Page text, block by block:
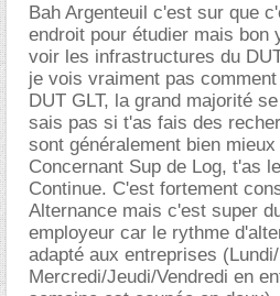
Bah Argenteuil c'est sur que
endroit pour étudier mais bon
voir les infrastructures du
je vois vraiment pas
DUT GLT, la grand majorité
sais pas si t'as fais des
sont généralement bien
Concernant Sup de Log, t'as
Continue. C'est fortement
Alternance mais c'est super
employeur car le rythme
adapté aux entreprises
Mercredi/Jeudi/Vendredi en